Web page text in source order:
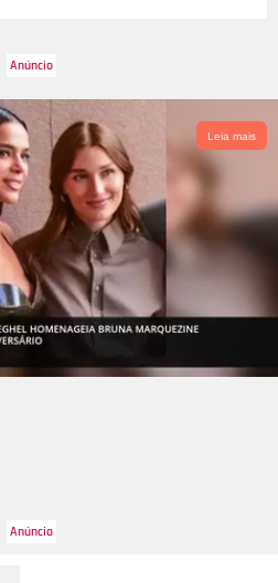
Leia mais